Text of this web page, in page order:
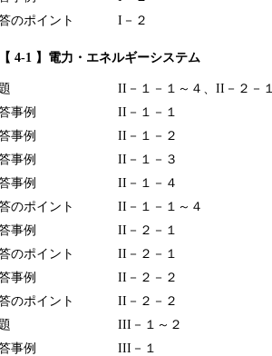
のポイント
I－２
4-1 】電力・エネルギーシステム
II－１－１～４、II－２－
事例
II－１－１
事例
II－１－２
事例
II－１－３
事例
II－１－４
のポイント
II－１－１～４
事例
II－２－１
のポイント
II－２－１
事例
II－２－２
のポイント
II－２－２
III－１～２
事例
III－１